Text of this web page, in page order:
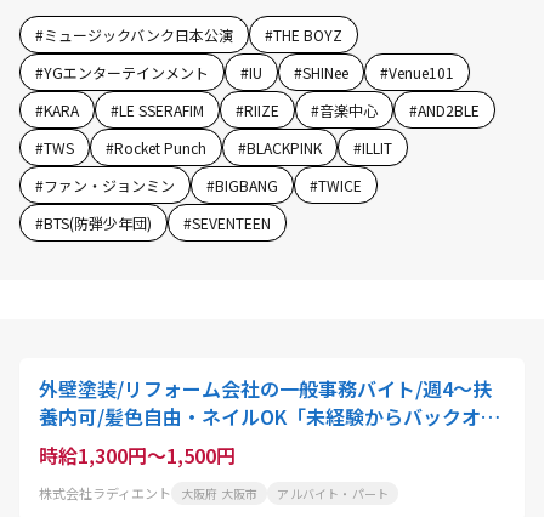
#ミュージックバンク日本公演 #THE BOYZ
#YGエンターテインメント #IU #SHINee #Venue101
#KARA #LE SSERAFIM #RIIZE #音楽中心 #AND2BLE
#TWS #Rocket Punch #BLACKPINK #ILLIT
#ファン・ジョンミン #BIGBANG #TWICE
#BTS(防弾少年団) #SEVENTEEN
外壁塗装/リフォーム会社の一般事務バイト/週4～扶
養内可/髪色自由・ネイルOK「未経験からバックオフ
ィスデビューしませんか?」駅チカ!谷六から徒歩1分
時給1,300円～1,500円
株式会社ラディエント 大阪府 大阪市 アルバイト・パート